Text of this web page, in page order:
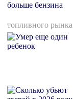
топливного